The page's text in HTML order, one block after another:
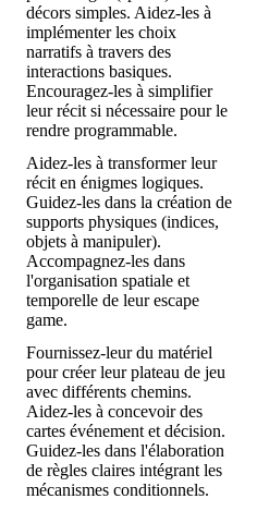
décors simples. Aidez-les à
implémenter les choix
narratifs à travers des
interactions basiques.
Encouragez-les à simplifier
leur récit si nécessaire pour le
rendre programmable.
Aidez-les à transformer leur
récit en énigmes logiques.
Guidez-les dans la création de
supports physiques (indices,
objets à manipuler).
Accompagnez-les dans
l'organisation spatiale et
temporelle de leur escape
game.
Fournissez-leur du matériel
pour créer leur plateau de jeu
avec différents chemins.
Aidez-les à concevoir des
cartes événement et décision.
Guidez-les dans l'élaboration
de règles claires intégrant les
mécanismes conditionnels.